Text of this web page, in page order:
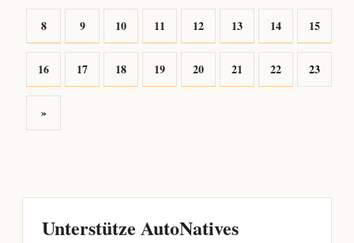
8 9 10 11 12 13 14 15
16 17 18 19 20 21 22 23
»
Unterstütze AutoNatives